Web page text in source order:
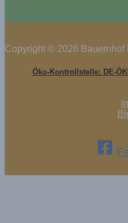
Copyright © 2026 Bauernhof
Öko-Kontrollstelle: DE-